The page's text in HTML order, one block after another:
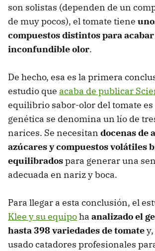
son solistas (dependen de un
de muy pocos), el tomate tiene
compuestos distintos para
inconfundible olor.
De hecho, esa es la primera
estudio que acaba de publicar
equilibrio sabor-olor del tomate es
genética se denomina un lío de
narices. Se necesitan docenas de
azúcares y compuestos volátiles
equilibradospara generar una
adecuada en nariz y boca.
Para llegar a esta conclusión, el
Klee y su equipoha analizado el
hasta 398 variedades de tomate
usado catadores profesionales